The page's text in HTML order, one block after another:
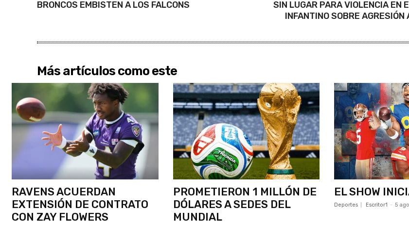
BRONCOS EMBISTEN A LOS FALCONS
SIN LUGAR PARA VIOLENCIA EN
INFANTINO SOBRE AGRESIÓN
Más artículos como este
RAVENS ACUERDAN
EXTENSIÓN DE CONTRATO
CON ZAY FLOWERS
PROMETIERON 1 MILLÓN DE
DÓLARES A SEDES DEL
MUNDIAL
EL SHOW
Deportes Escritor1 - 5